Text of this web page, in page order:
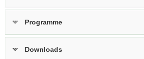
Programme
Downloads